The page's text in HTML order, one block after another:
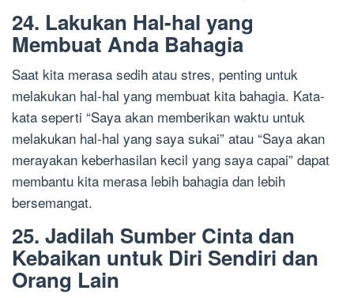
24. Lakukan Hal-hal yang
Membuat Anda Bahagia
Saat kita merasa sedih atau stres, penting untuk
melakukan hal-hal yang membuat kita bahagia. Kata-
kata seperti “Saya akan memberikan waktu untuk
melakukan hal-hal yang saya sukai” atau “Saya akan
merayakan keberhasilan kecil yang saya capai” dapat
membantu kita merasa lebih bahagia dan lebih
bersemangat.
25. Jadilah Sumber Cinta dan
Kebaikan untuk Diri Sendiri dan
Orang Lain